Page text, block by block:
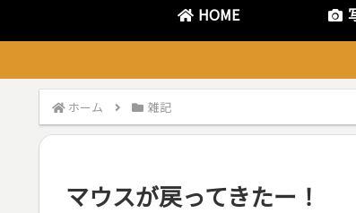
HOME
ホーム 雑記
マウスが戻ってきたー！